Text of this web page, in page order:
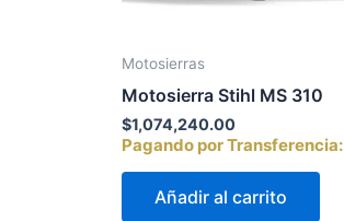
Motosierras
Motosierra Stihl MS 310
$1,074,240.00
Pagando por Transferencia:
Añadir al carrito